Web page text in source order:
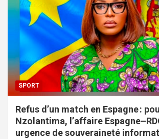
SPORT
Refus d’un match en Espagne :
Nzolantima, l’affaire
urgence de souveraineté